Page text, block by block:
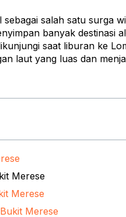
salah satu surga
banyak destinasi
saat liburan ke
laut yang luas dan
Merese
Merese
Merese